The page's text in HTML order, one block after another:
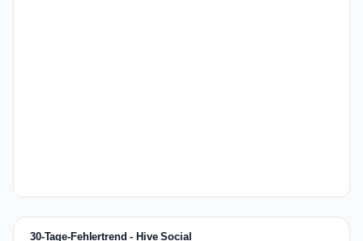
30-Tage-Fehlertrend - Hive Social